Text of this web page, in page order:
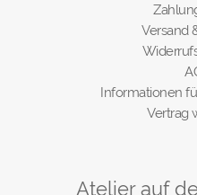
Versand
Informationen
Vertrag
Atelier auf